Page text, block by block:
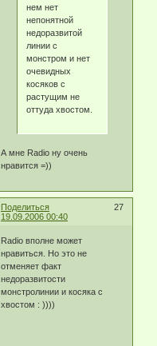
нем нет
непонятной
недоразвитой
линии с
монстром и нет
очевидных
косяков с
растущим не
оттуда хвостом.
А мне Radio ну очень
нравится =))
Поделиться
27
19.09.2006 00:40
Radio вполне может
нравиться. Но это не
отменяет факт
недоразвитости
монстролинии и косяка с
хвостом : ))))